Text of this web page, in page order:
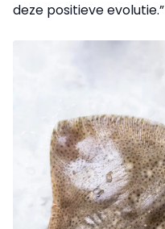
deze positieve evolutie.”